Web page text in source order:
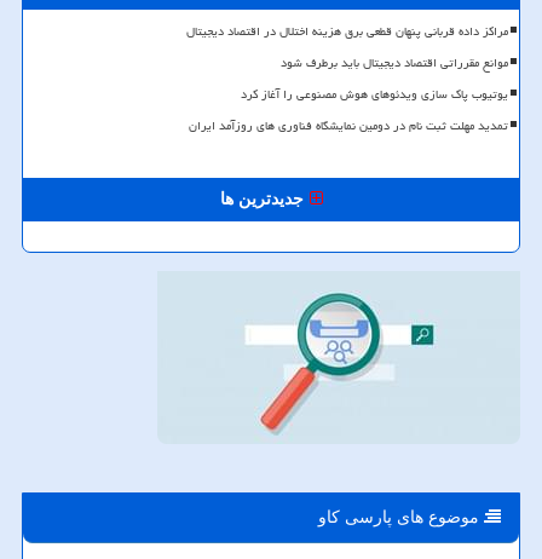
مراکز داده قربانی پنهان قطعی برق هزینه اختلال در اقتصاد دیجیتال
موانع مقرراتی اقتصاد دیجیتال باید برطرف شود
یوتیوب پاک سازی ویدئوهای هوش مصنوعی را آغاز کرد
تمدید مهلت ثبت نام در دومین نمایشگاه فناوری های روزآمد ایران
جدیدترین ها
موضوع های پارسی كاو